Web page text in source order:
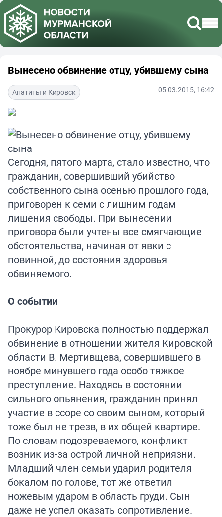
Вынесено обвинение отцу, убившему сына
Апатиты и Кировск 05.03.2015, 16:42
Сегодня, пятого марта, стало известно, что
гражданин, совершивший убийство
собственного сына осенью прошлого года,
приговорен к семи с лишним годам
лишения свободы. При вынесении
приговора были учтены все смягчающие
обстоятельства, начиная от явки с
повинной, до состояния здоровья
обвиняемого.
О событии
Прокурор Кировска полностью поддержал
обвинение в отношении жителя Кировской
области В. Мертивщева, совершившего в
ноябре минувшего года особо тяжкое
преступление. Находясь в состоянии
сильного опьянения, гражданин принял
участие в ссоре со своим сыном, который
тоже был не трезв, в их общей квартире.
По словам подозреваемого, конфликт
возник из-за острой личной неприязни.
Младший член семьи ударил родителя
бокалом по голове, тот же ответил
ножевым ударом в область груди. Сын
даже не успел оказать сопротивление.